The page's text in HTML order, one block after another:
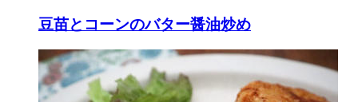
豆苗とコーンのバター醤油炒め